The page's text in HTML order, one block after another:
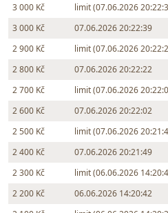
3 000 Kč
limit (07.06.2026
3 000 Kč
07.06.2026 20:22:39
2 900 Kč
limit (07.06.2026
2 800 Kč
07.06.2026 20:22:22
2 700 Kč
limit (07.06.2026
2 600 Kč
07.06.2026 20:22:02
2 500 Kč
limit (07.06.2026
2 400 Kč
07.06.2026 20:21:49
2 300 Kč
limit (06.06.2026
2 200 Kč
06.06.2026 14:20:42